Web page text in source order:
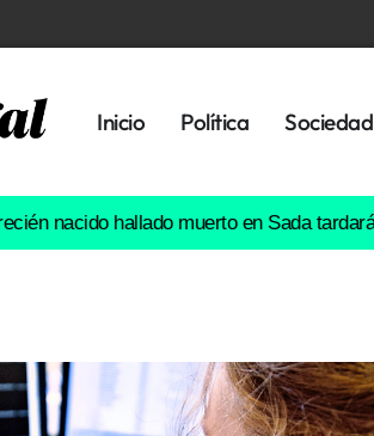
Inicio Política Sociedad
hallado muerto en Sada tardará varias